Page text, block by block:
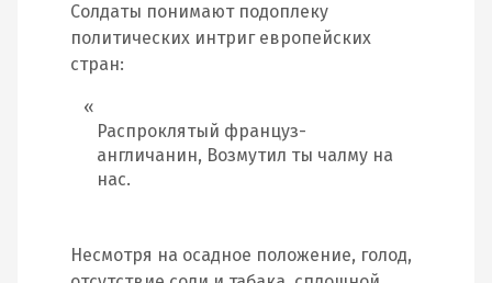
Солдаты понимают подоплеку
политических интриг европейских
стран:
Распроклятый француз-
англичанин, Возмутил ты чалму на
нас.
Несмотря на осадное положение, голод,